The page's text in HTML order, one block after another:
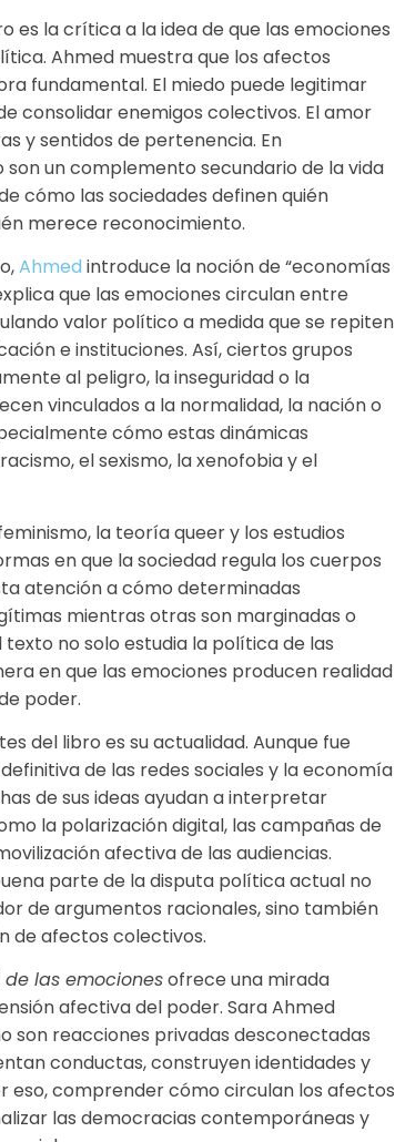
es la crítica a la idea de que las emociones
Ahmed muestra que los afectos
fundamental. El miedo puede legitimar
consolidar enemigos colectivos. El amor
y sentidos de pertenencia. En
son un complemento secundario de la vida
cómo las sociedades definen quién
merece reconocimiento.
Ahmedintroduce la noción de “economías
que las emociones circulan entre
valor político a medida que se repiten
e instituciones. Así, ciertos grupos
al peligro, la inseguridad o la
vinculados a la normalidad, la nación o
cómo estas dinámicas
el sexismo, la xenofobia y el
la teoría queer y los estudios
en que la sociedad regula los cuerpos
atención a cómo determinadas
mientras otras son marginadas o
texto no solo estudia la política de las
en que las emociones producen realidad
poder.
del libro es su actualidad. Aunque fue
de las redes sociales y la economía
de sus ideas ayudan a interpretar
la polarización digital, las campañas de
afectiva de las audiencias.
parte de la disputa política actual no
de argumentos racionales, sino también
de afectos colectivos.
las emocionesofrece una mirada
afectiva del poder. Sara Ahmed
son reacciones privadas desconectadas
conductas, construyen identidades y
eso, comprender cómo circulan los afectos
las democracias contemporáneas y